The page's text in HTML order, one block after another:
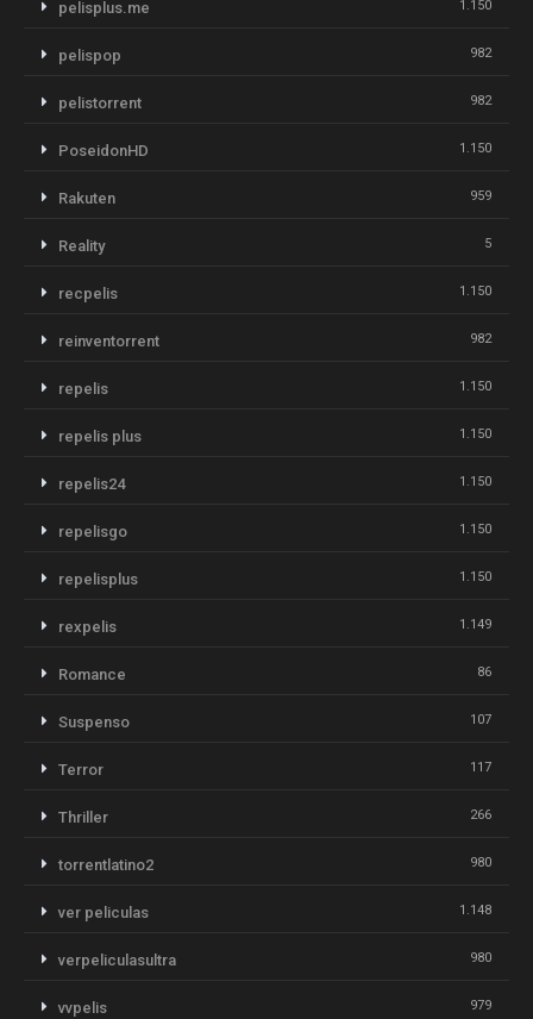
pelisplus.me 1.150
pelispop 982
pelistorrent 982
PoseidonHD 1.150
Rakuten 959
Reality 5
recpelis 1.150
reinventorrent 982
repelis 1.150
repelis plus 1.150
repelis24 1.150
repelisgo 1.150
repelisplus 1.150
rexpelis 1.149
Romance 86
Suspenso 107
Terror 117
Thriller 266
torrentlatino2 980
ver peliculas 1.148
verpeliculasultra 980
vvpelis 979